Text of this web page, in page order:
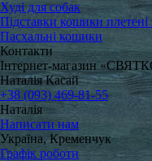
Худі для собак
Підставки кошики плетені
Пасхальні кошики
Контакти
Інтернет-магазин
Наталія Касай
+38 (093) 469-81-55
Наталія
Написати нам
Україна, Кременчук
Графік роботи